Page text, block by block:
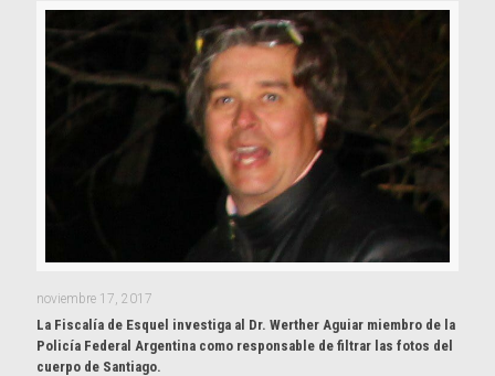
noviembre 17, 2017
La Fiscalía de Esquel investiga al Dr. Werther Aguiar miembro de la
Policía Federal Argentina como responsable de filtrar las fotos del
cuerpo de Santiago.